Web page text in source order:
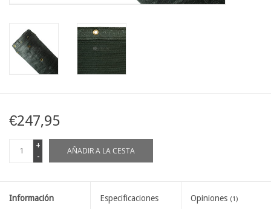
€247,95
+
-
AÑADIR A LA CESTA
Información Especificaciones Opiniones (1)